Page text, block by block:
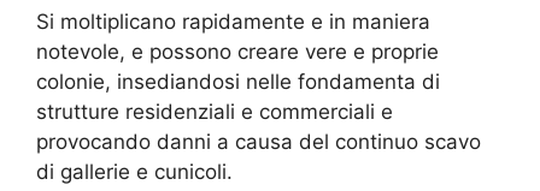
Si moltiplicano rapidamente e in maniera
notevole, e possono creare vere e proprie
colonie, insediandosi nelle fondamenta di
strutture residenziali e commerciali e
provocando danni a causa del continuo scavo
di gallerie e cunicoli.